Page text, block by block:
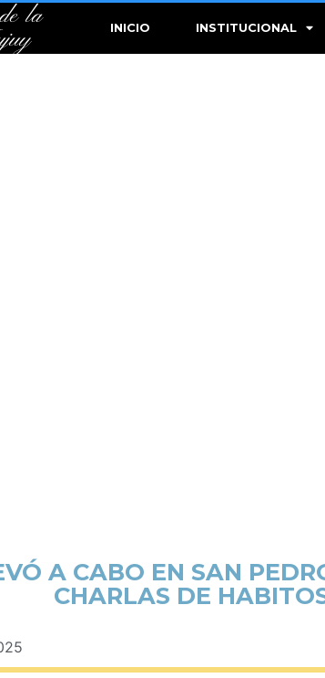
la
INICIO INSTITUCIONAL
A CABO EN SAN
CHARLAS DE